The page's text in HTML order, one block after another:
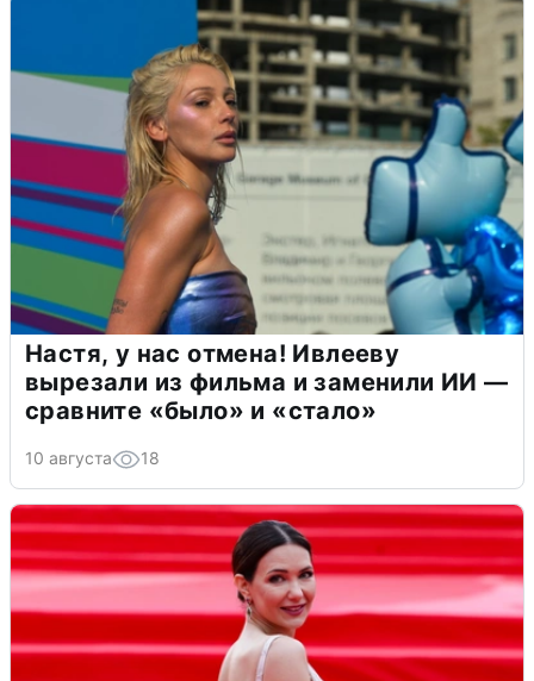
Настя, у нас отмена! Ивлееву
вырезали из фильма и заменили ИИ —
сравните «было» и «стало»
10 августа 18